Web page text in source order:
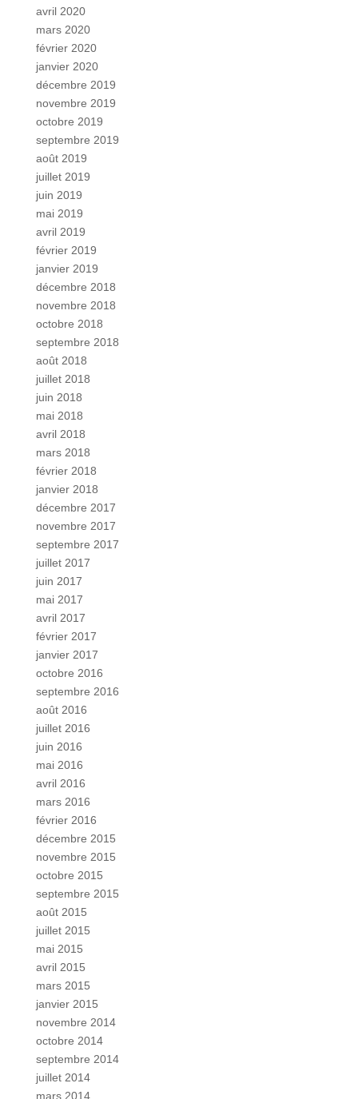
avril 2020
mars 2020
février 2020
janvier 2020
décembre 2019
novembre 2019
octobre 2019
septembre 2019
août 2019
juillet 2019
juin 2019
mai 2019
avril 2019
février 2019
janvier 2019
décembre 2018
novembre 2018
octobre 2018
septembre 2018
août 2018
juillet 2018
juin 2018
mai 2018
avril 2018
mars 2018
février 2018
janvier 2018
décembre 2017
novembre 2017
septembre 2017
juillet 2017
juin 2017
mai 2017
avril 2017
février 2017
janvier 2017
octobre 2016
septembre 2016
août 2016
juillet 2016
juin 2016
mai 2016
avril 2016
mars 2016
février 2016
décembre 2015
novembre 2015
octobre 2015
septembre 2015
août 2015
juillet 2015
mai 2015
avril 2015
mars 2015
janvier 2015
novembre 2014
octobre 2014
septembre 2014
juillet 2014
mars 2014